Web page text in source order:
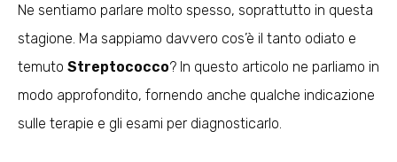
Ne sentiamo parlare molto spesso, soprattutto in questa
stagione. Ma sappiamo davvero cos’è il tanto odiato e
temuto Streptococco? In questo articolo ne parliamo in
modo approfondito, fornendo anche qualche indicazione
sulle terapie e gli esami per diagnosticarlo.